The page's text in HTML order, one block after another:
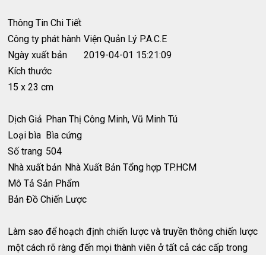
Thông Tin Chi Tiết
Công ty phát hành Viện Quản Lý P.A.C.E
Ngày xuất bản
2019-04-01 15:21:09
Kích thước
15 x 23 cm
Dịch Giả Phan Thị Công Minh, Vũ Minh Tú
Loại bìa Bìa cứng
Số trang 504
Nhà xuất bản Nhà Xuất Bản Tổng hợp TP.HCM
Mô Tả Sản Phẩm
Bản Đồ Chiến Lược
Làm sao để hoạch định chiến lược và truyền thông chiến lược
một cách rõ ràng đến mọi thành viên ở tất cả các cấp trong